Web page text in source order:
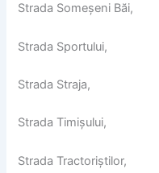
Strada Someșeni Băi,
Strada Sportului,
Strada Straja,
Strada Timișului,
Strada Tractoriștilor,